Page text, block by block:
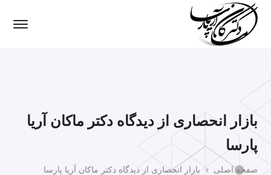
بازار انحصاری از دیدگاه دکتر ماکان آریا
پارسا
صفحه اصلی بازار انحصاری از دیدگاه دکتر ماکان آریا پارسا